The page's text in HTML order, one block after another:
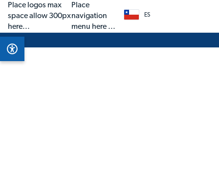
Place logos max
space allow 300px
here...
ES
Place
navigation
menu here ...